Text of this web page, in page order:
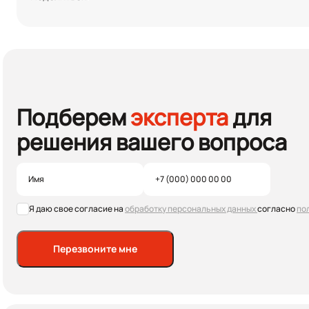
Подберемэкспертадля
решения вашего вопроса
Я даю свое согласие наобработку персональных данныхсогласно
Перезвоните мне